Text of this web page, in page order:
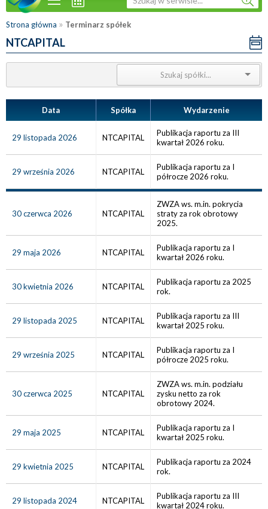
Strona główna » Terminarz spółek
NTCAPITAL
Data Spółka Wydarzenie
29 listopada 2026 NTCAPITAL
Publikacja raportu za III
kwartał 2026 roku.
29 września 2026 NTCAPITAL
Publikacja raportu za I
półrocze 2026 roku.
30 czerwca 2026 NTCAPITAL
ZWZA ws. m.in. pokrycia
straty za rok obrotowy
2025.
29 maja 2026 NTCAPITAL
Publikacja raportu za I
kwartał 2026 roku.
30 kwietnia 2026 NTCAPITAL
Publikacja raportu za 2025
rok.
29 listopada 2025 NTCAPITAL
Publikacja raportu za III
kwartał 2025 roku.
29 września 2025 NTCAPITAL
Publikacja raportu za I
półrocze 2025 roku.
30 czerwca 2025 NTCAPITAL
ZWZA ws. m.in. podziału
zysku netto za rok
obrotowy 2024.
29 maja 2025 NTCAPITAL
Publikacja raportu za I
kwartał 2025 roku.
29 kwietnia 2025 NTCAPITAL
Publikacja raportu za 2024
rok.
29 listopada 2024 NTCAPITAL
Publikacja raportu za III
kwartał 2024 roku.